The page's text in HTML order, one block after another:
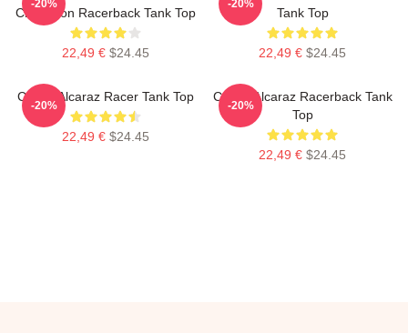
Champion Racerback Tank Top
22,49 € $24.45
-20%
Tank Top
22,49 € $24.45
-20%
Carlos Alcaraz Racer Tank Top
22,49 € $24.45
-20%
Carlos Alcaraz Racerback Tank
Top
22,49 € $24.45
-20%